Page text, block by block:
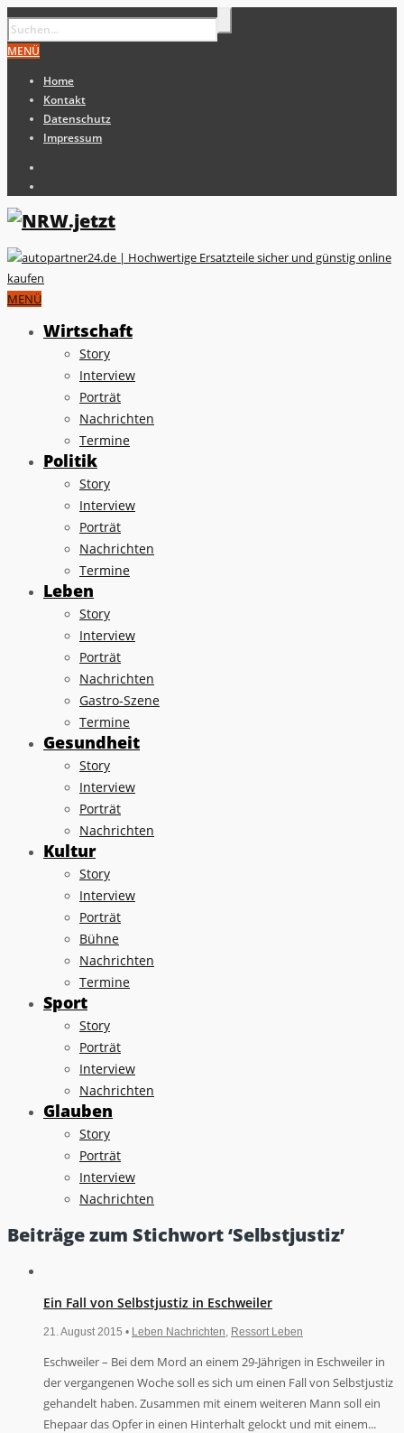
MENÜ
Home
Kontakt
Datenschutz
Impressum
MENÜ
Wirtschaft
Story
Interview
Porträt
Nachrichten
Termine
Politik
Story
Interview
Porträt
Nachrichten
Termine
Leben
Story
Interview
Porträt
Nachrichten
Gastro-Szene
Termine
Gesundheit
Story
Interview
Porträt
Nachrichten
Kultur
Story
Interview
Porträt
Bühne
Nachrichten
Termine
Sport
Story
Porträt
Interview
Nachrichten
Glauben
Story
Porträt
Interview
Nachrichten
Beiträge zum Stichwort ‘Selbstjustiz’
Ein Fall von Selbstjustiz in Eschweiler
21. August 2015 • Leben Nachrichten Ressort Leben
Eschweiler – Bei dem Mord an einem 29-Jährigen in Eschweiler in
der vergangenen Woche soll es sich um einen Fall von Selbstjustiz
gehandelt haben. Zusammen mit einem weiteren Mann soll ein
Ehepaar das Opfer in einen Hinterhalt gelockt und mit einem...